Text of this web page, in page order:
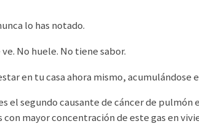
lo has notado.
No huele. No tiene sabor.
en tu casa ahora mismo,
el segundo causante de cáncer de
con mayor concentración de este gas en